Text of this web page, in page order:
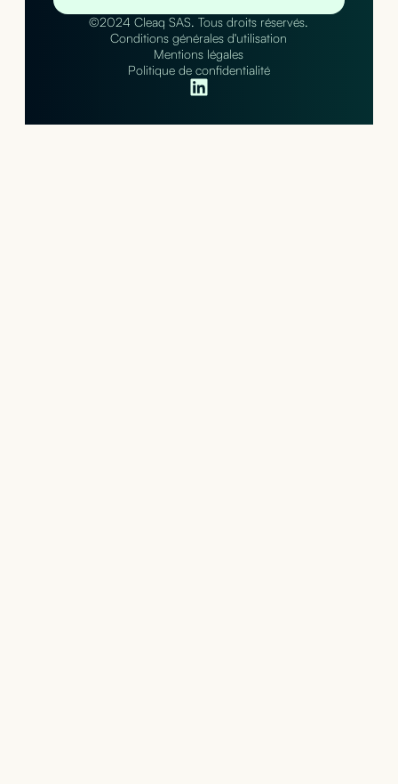
©2024 Cleaq SAS. Tous droits réservés.
Conditions générales d'utilisation
Mentions légales
Politique de confidentialité